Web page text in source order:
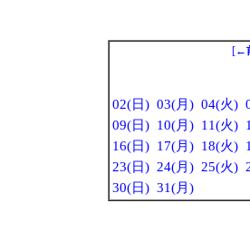
[←
02(日) 03(月) 04(火)
09(日) 10(月) 11(火)
16(日) 17(月) 18(火)
23(日) 24(月) 25(火)
30(日) 31(月)